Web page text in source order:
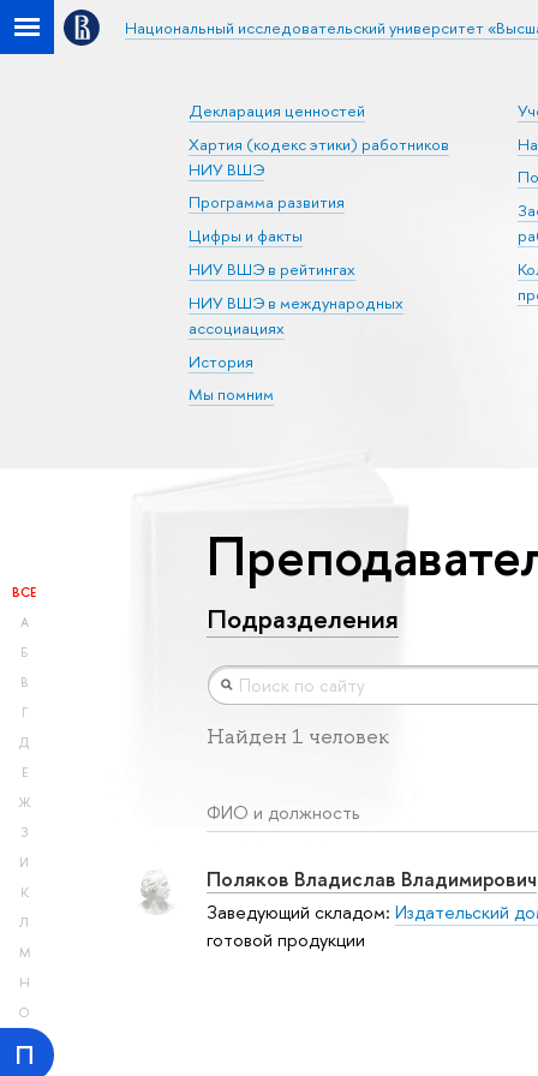
Национальный исследовательский университет
Декларация ценностей
Хартия (кодекс этики) работников
НИУ ВШЭ
Программа развития
Цифры и факты
НИУ ВШЭ в рейтингах
НИУ ВШЭ в международных
ассоциациях
История
Мы помним
ВСЕ
А
Б
В
Г
Д
Е
Ж
З
И
К
Л
М
Н
О
П
Подразделения
Найден 1 человек
ФИО и должность
Поляков Владислав Владимирович
Заведующий складом: Издательский
готовой продукции